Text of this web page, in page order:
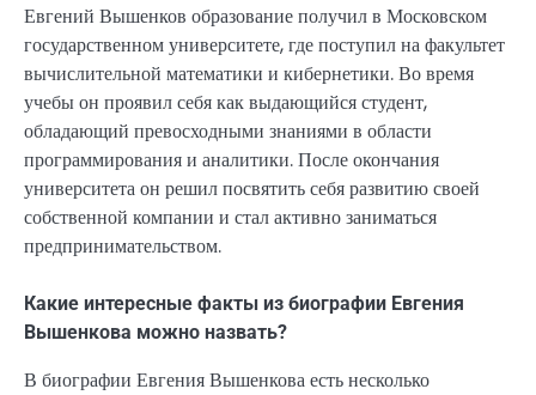
Евгений Вышенков образование получил в Московском
государственном университете, где поступил на факультет
вычислительной математики и кибернетики. Во время
учебы он проявил себя как выдающийся студент,
обладающий превосходными знаниями в области
программирования и аналитики. После окончания
университета он решил посвятить себя развитию своей
собственной компании и стал активно заниматься
предпринимательством.
Какие интересные факты из биографии Евгения
Вышенкова можно назвать?
В биографии Евгения Вышенкова есть несколько